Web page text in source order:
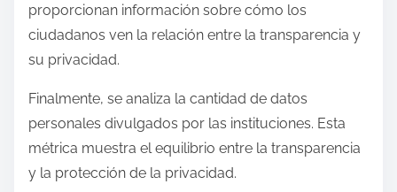
proporcionan información sobre cómo los
ciudadanos ven la relación entre la transparencia y
su privacidad.
Finalmente, se analiza la cantidad de datos
personales divulgados por las instituciones. Esta
métrica muestra el equilibrio entre la transparencia
y la protección de la privacidad.